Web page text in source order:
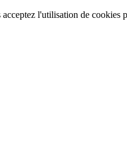
l'utilisation de cookies